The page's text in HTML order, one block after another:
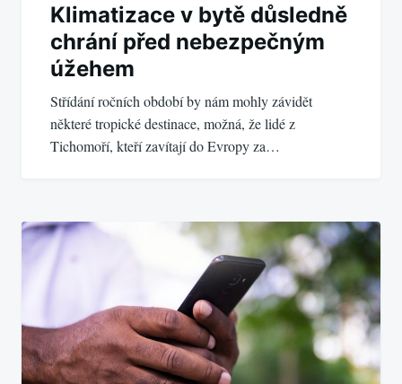
Klimatizace v bytě důsledně
chrání před nebezpečným
úžehem
Střídání ročních období by nám mohly závidět
některé tropické destinace, možná, že lidé z
Tichomoří, kteří zavítají do Evropy za…